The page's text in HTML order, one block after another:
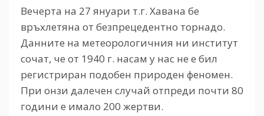
Вечерта на 27 януари т.г. Хавана бе
връхлетяна от безпрецедентно торнадо.
Данните на метеорологичния ни институт
сочат, че от 1940 г. насам у нас не е бил
регистриран подобен природен феномен.
При онзи далечен случай отпреди почти 80
години е имало 200 жертви.